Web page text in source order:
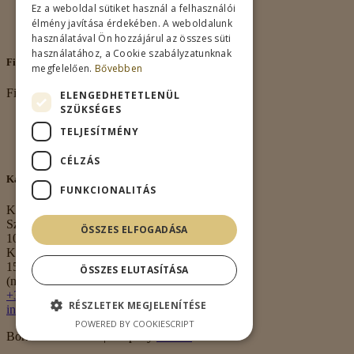
Nagykereskedelem
Kapcsolat
Fiókom
Fiókom
Fiókom
Rendeléseim
Kívánságlista
Kapcsolat
Kapcsolat
Székhely:
1063 Budapest,
Kmety György u.
15. 3. em. 1.
(nem átvételi pont)
+36 30 474 0020
info@borkell.hu
Borkell.hu © 2026 | Shop By
Ez a weboldal sütiket használ a felhasználói
élmény javítása érdekében. A weboldalunk
használatával Ön hozzájárul az összes süti
használatához, a Cookie szabályzatunknak
megfelelően. Bővebben
ELENGEDHETETLENÜL
SZÜKSÉGES
TELJESÍTMÉNY
CÉLZÁS
FUNKCIONALITÁS
ÖSSZES ELFOGADÁSA
ÖSSZES ELUTASÍTÁSA
RÉSZLETEK MEGJELENÍTÉSE
POWERED BY COOKIESCRIPT